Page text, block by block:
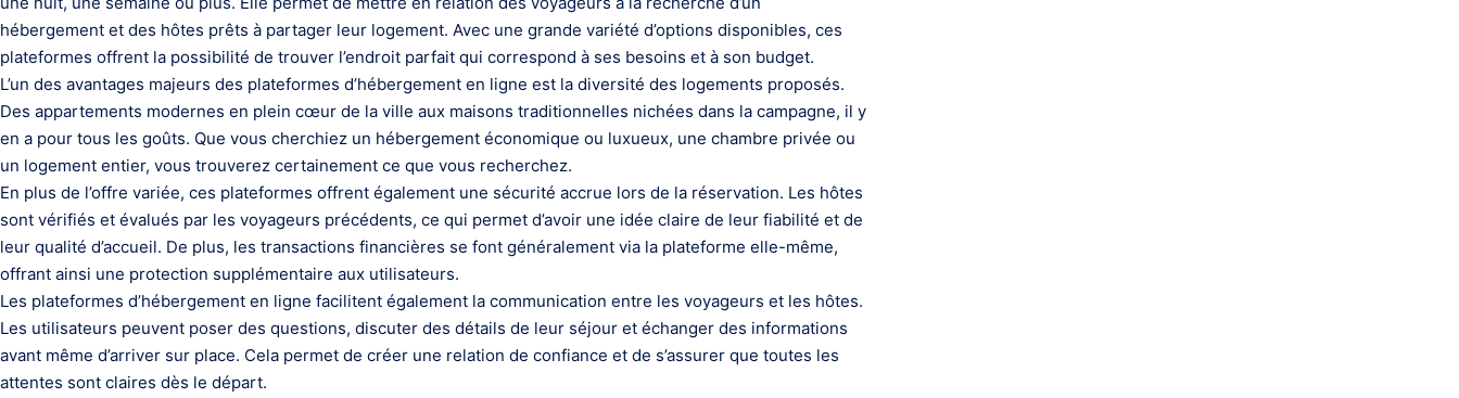
hébergement et des hôtes prêts à partager leur logement. Avec une grande variété d’options disponibles, ces
plateformes offrent la possibilité de trouver l’endroit parfait qui correspond à ses besoins et à son budget.
L’un des avantages majeurs des plateformes d’hébergement en ligne est la diversité des logements proposés.
Des appartements modernes en plein cœur de la ville aux maisons traditionnelles nichées dans la campagne, il y
en a pour tous les goûts. Que vous cherchiez un hébergement économique ou luxueux, une chambre privée ou
un logement entier, vous trouverez certainement ce que vous recherchez.
En plus de l’offre variée, ces plateformes offrent également une sécurité accrue lors de la réservation. Les hôtes
sont vérifiés et évalués par les voyageurs précédents, ce qui permet d’avoir une idée claire de leur fiabilité et de
leur qualité d’accueil. De plus, les transactions financières se font généralement via la plateforme elle-même,
offrant ainsi une protection supplémentaire aux utilisateurs.
Les plateformes d’hébergement en ligne facilitent également la communication entre les voyageurs et les hôtes.
Les utilisateurs peuvent poser des questions, discuter des détails de leur séjour et échanger des informations
avant même d’arriver sur place. Cela permet de créer une relation de confiance et de s’assurer que toutes les
attentes sont claires dès le départ.